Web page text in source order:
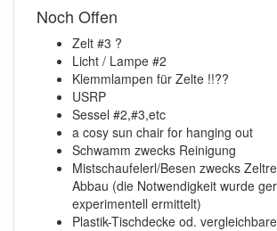
Noch Offen
Zelt #3 ?
Licht / Lampe #2
Klemmlampen für Zelte !!??
USRP
Sessel #2,#3,etc
a cosy sun chair for hanging out
Schwamm zwecks Reinigung
Mistschaufelerl/Besen zwecks
Abbau (die Notwendigkeit wurde
experimentell ermittelt)
Plastik-Tischdecke od.